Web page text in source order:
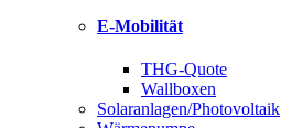
E-Mobilität
THG-Quote
Wallboxen
Solaranlagen/Photovoltaik